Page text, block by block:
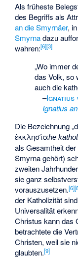
Als früheste
des Begriffs als
an die Smyrnäer,
Smyrnadazu
wahren:[6][3]
„Wo immer
das Volk, so
auch die
–Ignatius
Ignatius
Die Bezeichnung
ἐκκλησίαhe
als Gesamtheit der
Smyrna gehört)
zweiten
sie ganz
vorauszusetzen.[6][
der Katholizität
Universalität
Christus kann das
betrachtete die
Christen, weil sie
glaubten.[9]